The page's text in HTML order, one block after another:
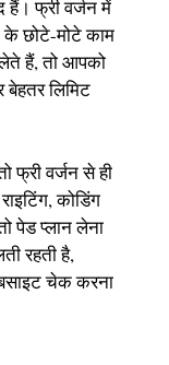
फ्री वर्जन में
के छोटे-मोटे काम
हैं, तो आपको
लिमिट
वर्जन से ही
कोडिंग
पेड प्लान लेना
रहती है,
चेक करना